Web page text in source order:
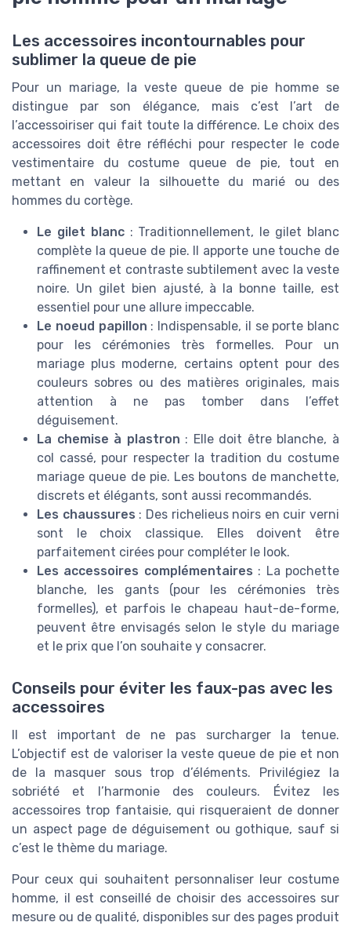
Les accessoires incontournables pour
sublimer la queue de pie
Pour un mariage, la veste queue de pie homme se
distingue par son élégance, mais c’est l’art de
l’accessoiriser qui fait toute la différence. Le choix des
accessoires doit être réfléchi pour respecter le code
vestimentaire du costume queue de pie, tout en
mettant en valeur la silhouette du marié ou des
hommes du cortège.
Le gilet blanc: Traditionnellement, le gilet blanc
complète la queue de pie. Il apporte une touche de
raffinement et contraste subtilement avec la veste
noire. Un gilet bien ajusté, à la bonne taille, est
essentiel pour une allure impeccable.
Le noeud papillon : Indispensable, il se porte blanc
pour les cérémonies très formelles. Pour un
mariage plus moderne, certains optent pour des
couleurs sobres ou des matières originales, mais
attention à ne pas tomber dans l’effet
déguisement.
La chemise à plastron : Elle doit être blanche, à
col cassé, pour respecter la tradition du costume
mariage queue de pie. Les boutons de manchette,
discrets et élégants, sont aussi recommandés.
Les chaussures : Des richelieus noirs en cuir verni
sont le choix classique. Elles doivent être
parfaitement cirées pour compléter le look.
Les accessoires complémentaires : La pochette
blanche, les gants (pour les cérémonies très
formelles), et parfois le chapeau haut-de-forme,
peuvent être envisagés selon le style du mariage
et le prix que l’on souhaite y consacrer.
Conseils pour éviter les faux-pas avec les
accessoires
Il est important de ne pas surcharger la tenue.
L’objectif est de valoriser la veste queue de pie et non
de la masquer sous trop d’éléments. Privilégiez la
sobriété et l’harmonie des couleurs. Évitez les
accessoires trop fantaisie, qui risqueraient de donner
un aspect page de déguisement ou gothique, sauf si
c’est le thème du mariage.
Pour ceux qui souhaitent personnaliser leur costume
homme, il est conseillé de choisir des accessoires sur
mesure ou de qualité, disponibles sur des pages produit